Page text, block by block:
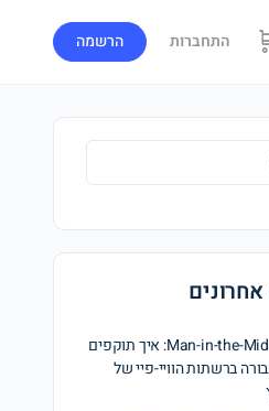
התחברות הרשמה
התקפת Man-in-the-Middle: איך תוקפים
ברשתות הוויי-פיי של